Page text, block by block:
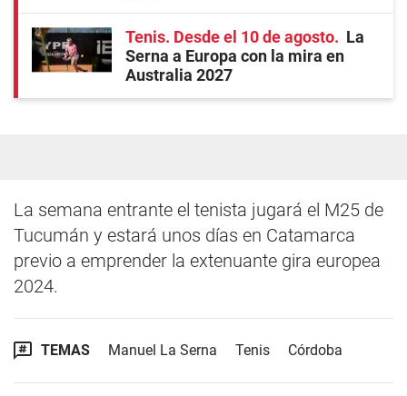
Tenis. Desde el 10 de agosto
La
Serna a Europa con la mira en
Australia 2027
La semana entrante el tenista jugará el M25 de
Tucumán y estará unos días en Catamarca
previo a emprender la extenuante gira europea
2024.
TEMAS Manuel La Serna Tenis Córdoba